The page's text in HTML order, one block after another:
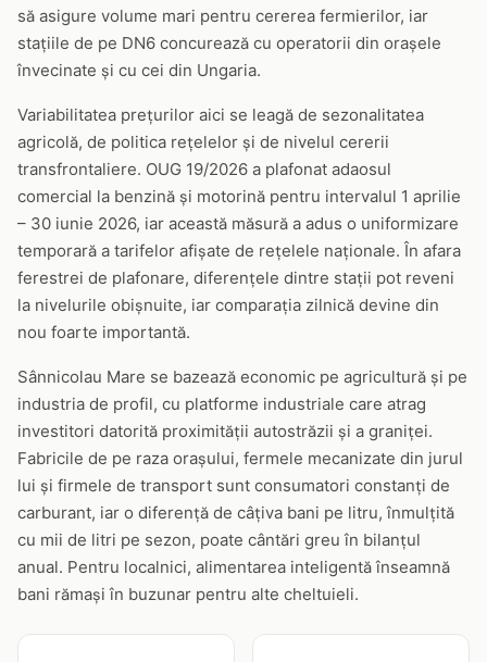
să asigure volume mari pentru cererea fermierilor, iar
stațiile de pe DN6 concurează cu operatorii din orașele
învecinate și cu cei din Ungaria.
Variabilitatea prețurilor aici se leagă de sezonalitatea
agricolă, de politica rețelelor și de nivelul cererii
transfrontaliere. OUG 19/2026 a plafonat adaosul
comercial la benzină și motorină pentru intervalul 1 aprilie
– 30 iunie 2026, iar această măsură a adus o uniformizare
temporară a tarifelor afișate de rețelele naționale. În afara
ferestrei de plafonare, diferențele dintre stații pot reveni
la nivelurile obișnuite, iar comparația zilnică devine din
nou foarte importantă.
Sânnicolau Mare se bazează economic pe agricultură și pe
industria de profil, cu platforme industriale care atrag
investitori datorită proximității autostrăzii și a graniței.
Fabricile de pe raza orașului, fermele mecanizate din jurul
lui și firmele de transport sunt consumatori constanți de
carburant, iar o diferență de câțiva bani pe litru, înmulțită
cu mii de litri pe sezon, poate cântări greu în bilanțul
anual. Pentru localnici, alimentarea inteligentă înseamnă
bani rămași în buzunar pentru alte cheltuieli.